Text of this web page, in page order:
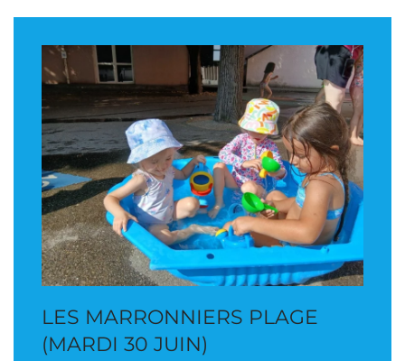
LES MARRONNIERS PLAGE
(MARDI 30 JUIN)